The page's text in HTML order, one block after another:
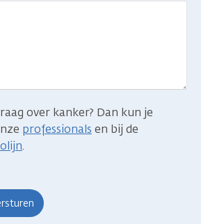
over kanker? Dan kun je
professionals en bij de
.